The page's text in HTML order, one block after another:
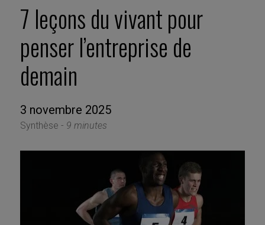
7 leçons du vivant pour
penser l’entreprise de
demain
3 novembre 2025
Synthèse - 9 minutes